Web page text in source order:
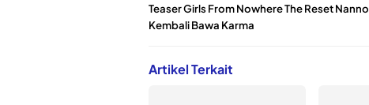
Teaser Girls From Nowhere The Reset Nanno
Kembali Bawa Karma
Artikel Terkait